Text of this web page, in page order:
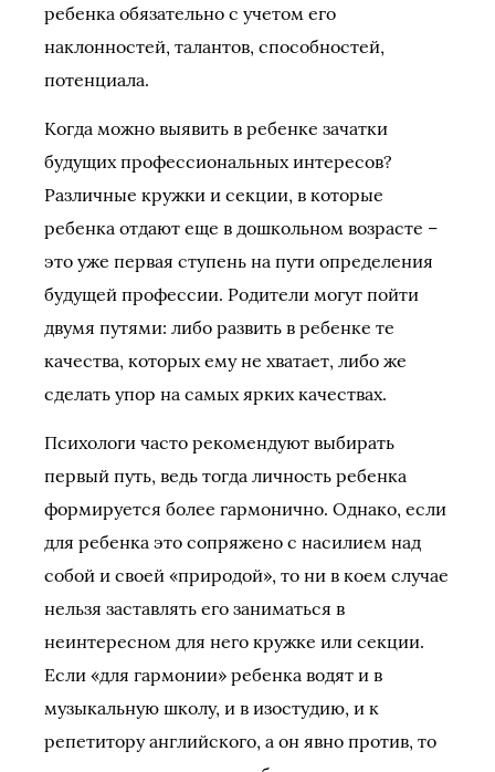
ребенка обязательно с учетом его
наклонностей, талантов, способностей,
потенциала.
Когда можно выявить в ребенке зачатки
будущих профессиональных интересов?
Различные кружки и секции, в которые
ребенка отдают еще в дошкольном возрасте –
это уже первая ступень на пути определения
будущей профессии. Родители могут пойти
двумя путями: либо развить в ребенке те
качества, которых ему не хватает, либо же
сделать упор на самых ярких качествах.
Психологи часто рекомендуют выбирать
первый путь, ведь тогда личность ребенка
формируется более гармонично. Однако, если
для ребенка это сопряжено с насилием над
собой и своей «природой», то ни в коем случае
нельзя заставлять его заниматься в
неинтересном для него кружке или секции.
Если «для гармонии» ребенка водят и в
музыкальную школу, и в изостудию, и к
репетитору английского, а он явно против, то